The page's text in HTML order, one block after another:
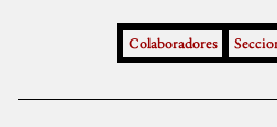
Colaboradores